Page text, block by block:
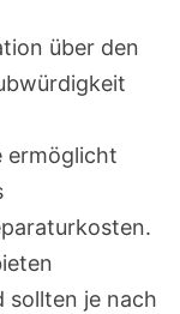
über den
ermöglicht
sollten je nach